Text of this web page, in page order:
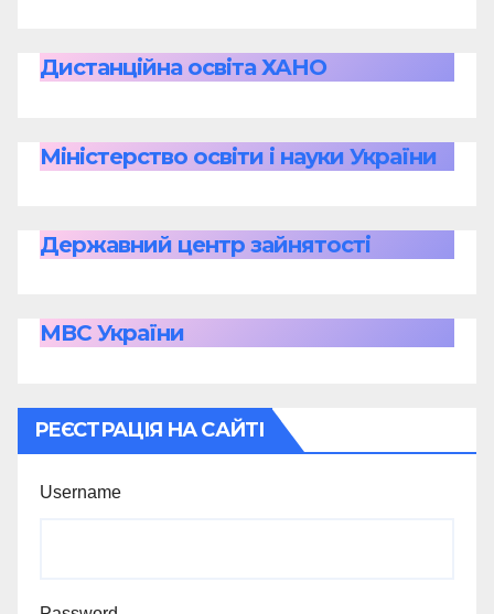
Дистанційна освіта ХАНО
Міністерство освіти і науки України
Державний центр зайнятості
МВС України
РЕЄСТРАЦІЯ НА САЙТІ
Username